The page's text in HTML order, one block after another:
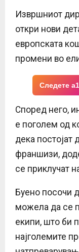
N
U
Извршниот
откри нови
европската
промени во
Следете
Според него,
е поголем од
дека постојат
франшизи,
се приклучат
Буено посочи
можела да се
екипи, што би
најголемите